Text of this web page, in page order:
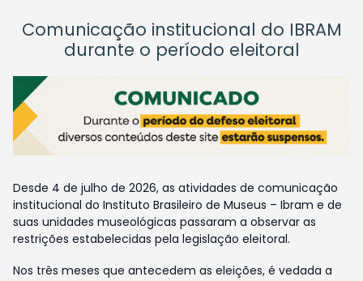
Comunicação institucional do IBRAM
durante o período eleitoral
Desde 4 de julho de 2026, as atividades de comunicação
institucional do Instituto Brasileiro de Museus – Ibram e de
suas unidades museológicas passaram a observar as
restrições estabelecidas pela legislação eleitoral.
Nos três meses que antecedem as eleições, é vedada a